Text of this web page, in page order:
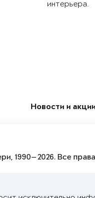
интерьера.
Новости и
1990—2026. Все